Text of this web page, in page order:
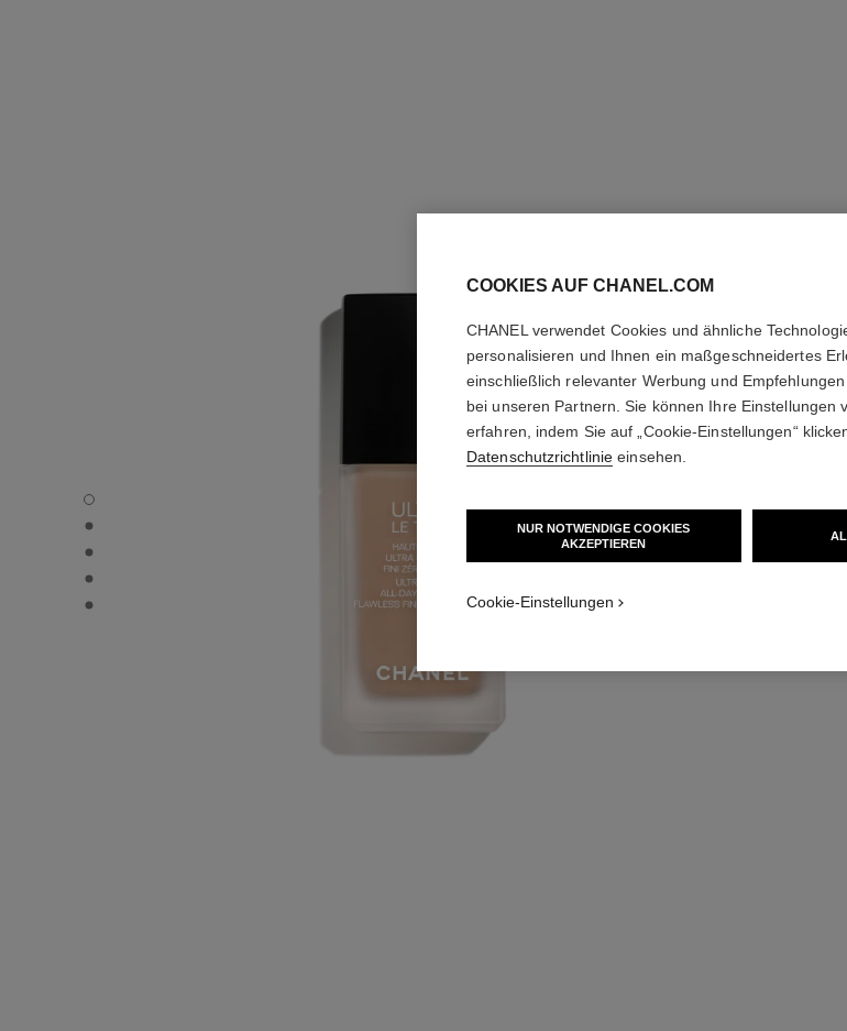
ULTRA LE TEINT FLUIDE - Standardansicht
ULTRA LE TEINT FLUIDE - Alternative Ansicht 1
ULTRA LE TEINT FLUIDE - Ansicht der grundlegenden Textur
ULTRA LE TEINT FLUIDE - product.packShot.APPLICATION_VISUAL_1
ULTRA LE TEINT FLUIDE - product.packShot.APPLICATION_VISUAL_2
COOKIES AUF CHANEL.COM
CHANEL verwendet Cookies und ähnliche
personalisieren und Ihnen ein maßgeschneidertes
einschließlich relevanter Werbung und
bei unseren Partnern. Sie können Ihre Einstellungen
erfahren, indem Sie auf „Cookie-Einstellungen“
Datenschutzrichtlinie einsehen.
NUR NOTWENDIGE COOKIES
AKZEPTIEREN
Cookie-Einstellungen